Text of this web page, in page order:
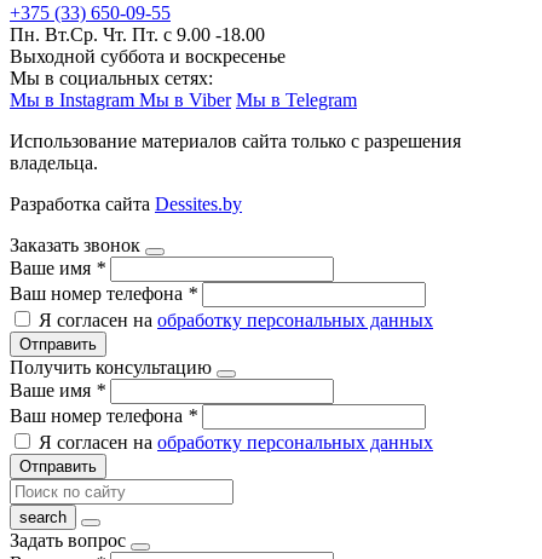
+375 (33) 650-09-55
Пн. Вт.Ср. Чт. Пт. с 9.00 -18.00
Выходной суббота и воскресенье
Мы в социальных сетях:
Мы в Instagram Мы в Viber Мы в Telegram
Использование материалов сайта только с разрешения
владельца.
Разработка сайта Dessites.by
Заказать звонок
Ваше имя *
Ваш номер телефона *
Я согласен на обработку персональных данных
Отправить
Получить консультацию
Ваше имя *
Ваш номер телефона *
Я согласен на обработку персональных данных
Отправить
Задать вопрос